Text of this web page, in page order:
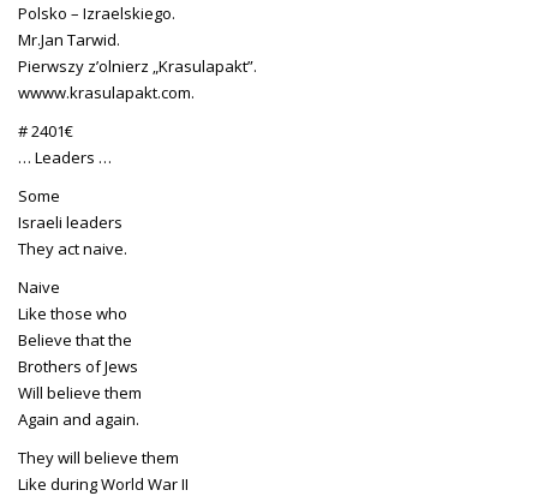
Polsko – Izraelskiego.
Mr.Jan Tarwid.
Pierwszy z’olnierz „Krasulapakt”.
wwww.krasulapakt.com.
# 2401€
… Leaders …
Some
Israeli leaders
They act naive.
Naive
Like those who
Believe that the
Brothers of Jews
Will believe them
Again and again.
They will believe them
Like during World War II